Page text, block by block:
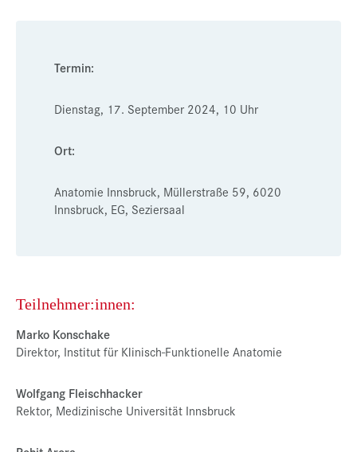
Termin:
Dienstag, 17. September 2024, 10 Uhr
Ort:
Anatomie Innsbruck, Müllerstraße 59, 6020
Innsbruck, EG, Seziersaal
Teilnehmer:innen:
Marko Konschake
Direktor, Institut für Klinisch-Funktionelle Anatomie
Wolfgang Fleischhacker
Rektor, Medizinische Universität Innsbruck